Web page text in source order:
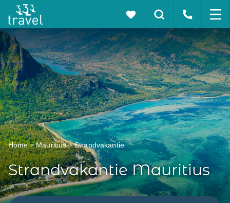
Home Mauritius Strandvakantie
Strandvakantie Mauritius